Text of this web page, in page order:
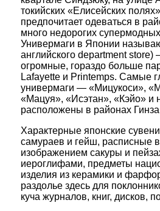
токийских «Елисейских
предпочитает одеваться в
много недорогих
Универмаги в Японии
английского department store)
огромные, гораздо больше
Lafayette и Printemps. Самые
универмаги — «Мицукоси»,
«Мацуя», «Исэтан», «Кэйо» и
расположены в районах
Характерные японские
самураев и гейш, расписные
изображением сакуры и
иероглифами, предметы
изделия из керамики и
раздолье здесь для
куча журналов, книг, дисков,